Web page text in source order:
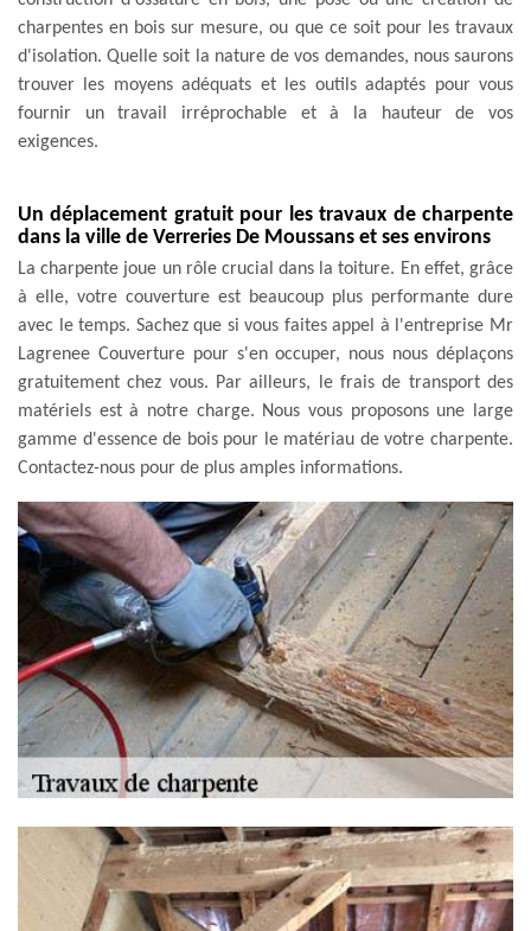
charpentes en bois sur mesure, ou que ce soit pour les travaux
d'isolation. Quelle soit la nature de vos demandes, nous saurons
trouver les moyens adéquats et les outils adaptés pour vous
fournir un travail irréprochable et à la hauteur de vos
exigences.
Un déplacement gratuit pour les travaux de charpente
dans la ville de Verreries De Moussans et ses environs
La charpente joue un rôle crucial dans la toiture. En effet, grâce
à elle, votre couverture est beaucoup plus performante dure
avec le temps. Sachez que si vous faites appel à l'entreprise Mr
Lagrenee Couverture pour s'en occuper, nous nous déplaçons
gratuitement chez vous. Par ailleurs, le frais de transport des
matériels est à notre charge. Nous vous proposons une large
gamme d'essence de bois pour le matériau de votre charpente.
Contactez-nous pour de plus amples informations.